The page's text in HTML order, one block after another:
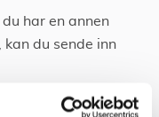
har en annen
du sende inn